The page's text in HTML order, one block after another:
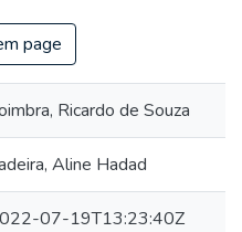
page
Ricardo de Souza
Aline Hadad
07-19T13:23:40Z